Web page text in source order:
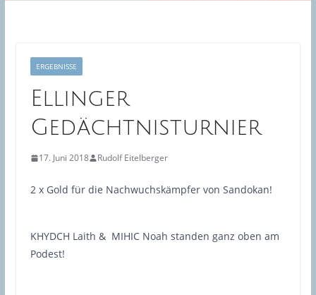
ERGEBNISSE
Ellinger
Gedächtnisturnier
17. Juni 2018 Rudolf Eitelberger
2 x Gold für die Nachwuchskämpfer von Sandokan!
KHYDCH Laith & MIHIC Noah standen ganz oben am
Podest!